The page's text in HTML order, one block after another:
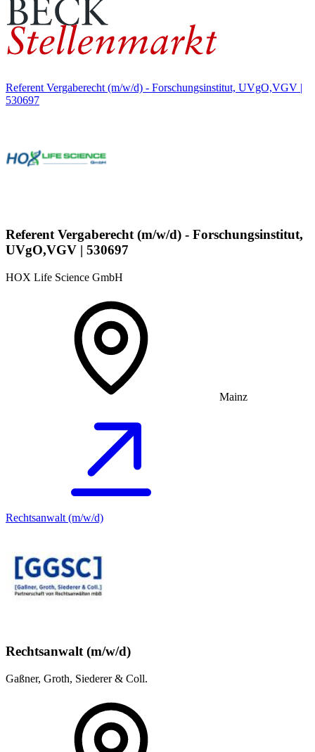
Referent Vergaberecht (m/w/d) - Forschungsinstitut, UVgO,VGV |
530697
Referent Vergaberecht (m/w/d) - Forschungsinstitut,
UVgO,VGV | 530697
HOX Life Science GmbH
Mainz
Rechtsanwalt (m/w/d)
Rechtsanwalt (m/w/d)
Gaßner, Groth, Siederer & Coll.